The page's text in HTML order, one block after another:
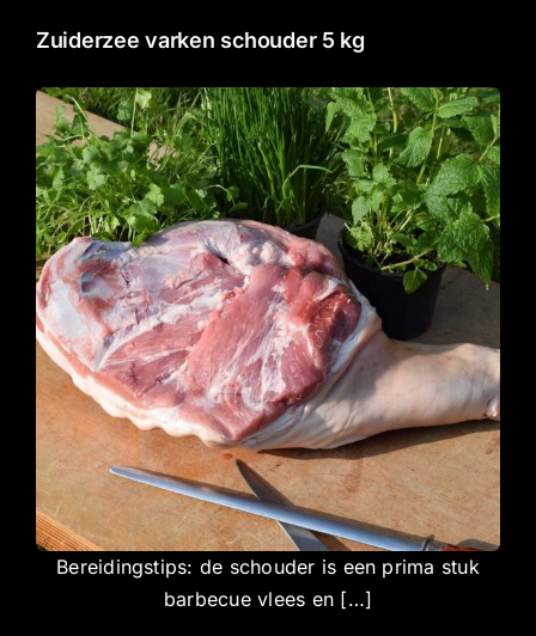
Contact
Winkelwagentje
Zuiderzee varken schouder 5 kg
Bereidingstips: de schouder is een prima stuk
barbecue vlees en […]